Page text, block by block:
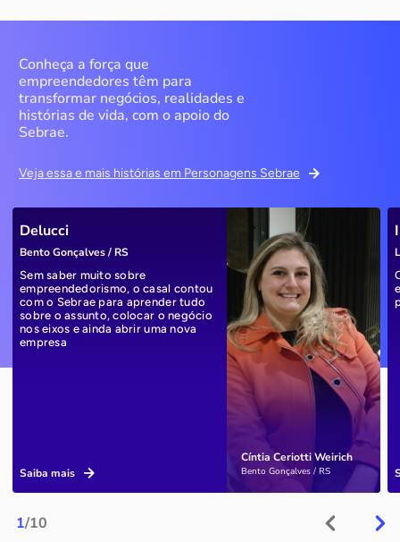
Conheça a força que
empreendedores têm para
transformar negócios, realidades e
histórias de vida, com o apoio do
Sebrae.
Veja essa e mais histórias em Personagens Sebrae
1/10
Cíntia Ceriotti Weirich
Bento Gonçalves / RS
Delucci
Bento Gonçalves / RS
Sem saber muito sobre
empreendedorismo, o casal contou
com o Sebrae para aprender tudo
sobre o assunto, colocar o negócio
nos eixos e ainda abrir uma nova
empresa
Saiba mais